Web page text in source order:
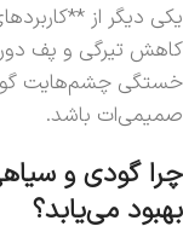
یکی دیگر از
کاهش تیرگی و پف
خستگی چشم‌هایت گود
صمیمی‌ات باشد.
چرا گودی و
بهبود می‌یابد؟